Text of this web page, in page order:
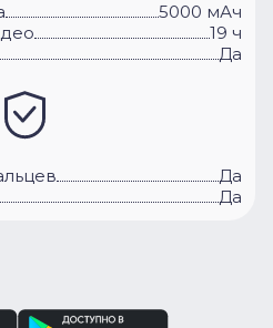
5000 мАч
19 ч
Да
Да
Да